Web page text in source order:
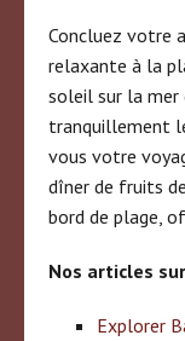
Concluez votre
relaxante à la
soleil sur la mer
tranquillement
vous votre
dîner de fruits
bord de plage,
Nos articles
Explorer